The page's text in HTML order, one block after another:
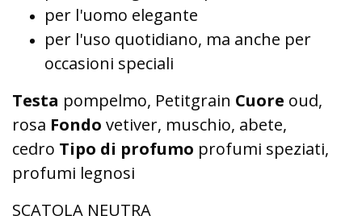
per l'uomo elegante
per l'uso quotidiano, ma anche per
occasioni speciali
Testa pompelmo, Petitgrain Cuore oud,
rosa Fondo vetiver, muschio, abete,
cedro Tipo di profumo profumi speziati,
profumi legnosi
SCATOLA NEUTRA